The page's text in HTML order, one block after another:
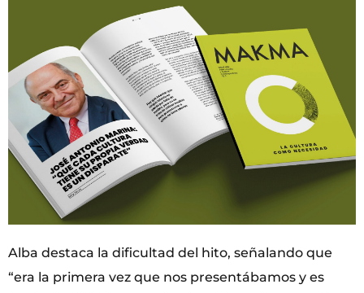
Alba destaca la dificultad del hito, señalando que
“era la primera vez que nos presentábamos y es